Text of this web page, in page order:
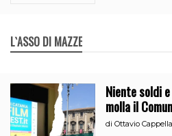
L`ASSO DI MAZZE
Niente soldi
molla il
ciciri?
diOttavio